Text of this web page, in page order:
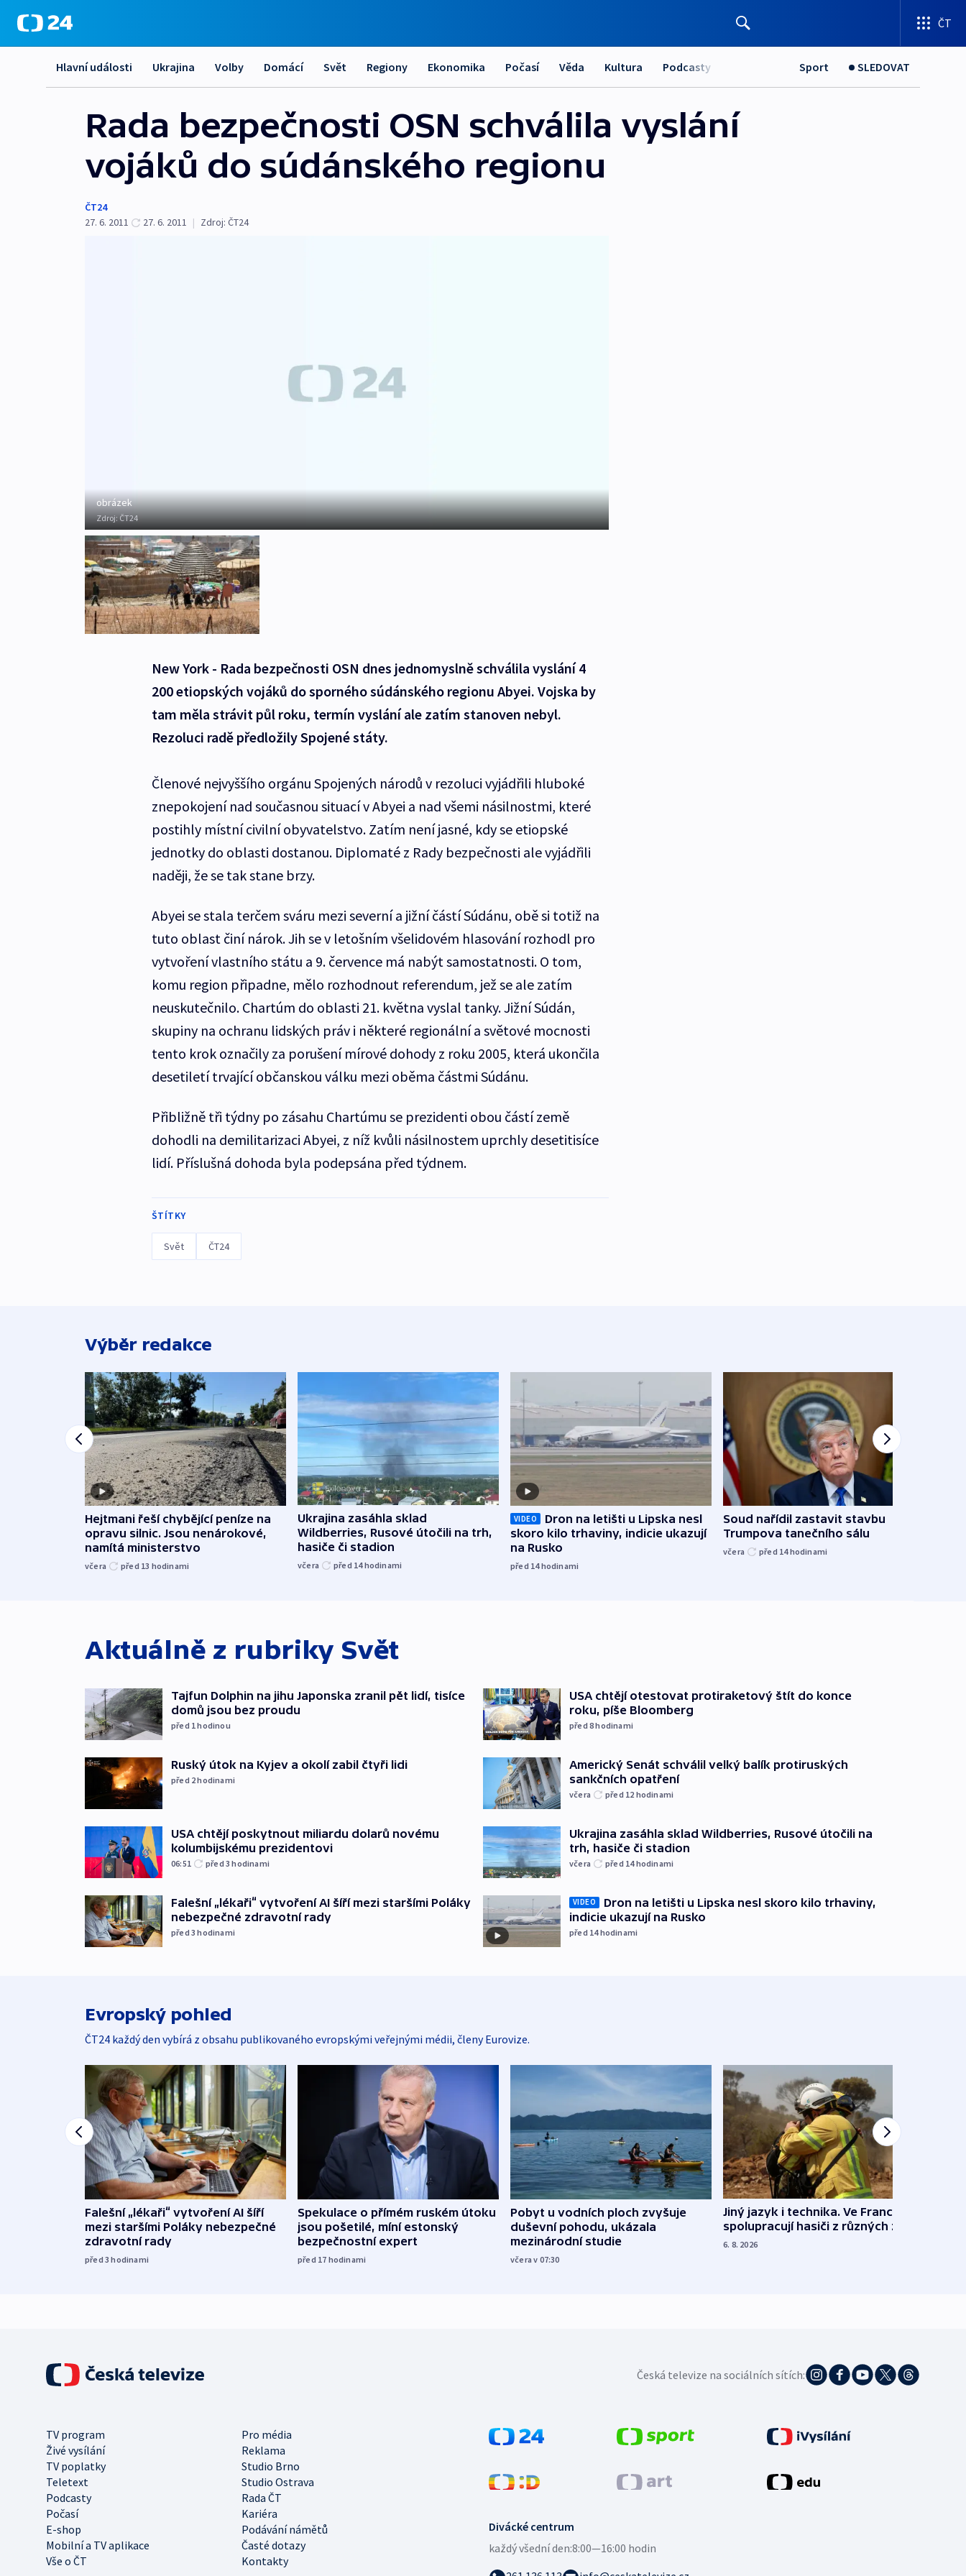
ČT
Hlavní události Ukrajina Volby Domácí Svět Regiony Ekonomika Počasí Věda Kultura Podcasty Sport SLEDOVAT
Rada bezpečnosti OSN schválila vyslání
vojáků do súdánského regionu
ČT24
27. 6. 2011
27. 6. 2011 | Zdroj: ČT24
obrázek
Zdroj:ČT24
New York - Rada bezpečnosti OSN dnes jednomyslně schválila vyslání 4
200 etiopských vojáků do sporného súdánského regionu Abyei. Vojska by
tam měla strávit půl roku, termín vyslání ale zatím stanoven nebyl.
Rezoluci radě předložily Spojené státy.
Členové nejvyššího orgánu Spojených národů v rezoluci vyjádřili hluboké
znepokojení nad současnou situací v Abyei a nad všemi násilnostmi, které
postihly místní civilní obyvatelstvo. Zatím není jasné, kdy se etiopské
jednotky do oblasti dostanou. Diplomaté z Rady bezpečnosti ale vyjádřili
naději, že se tak stane brzy.
Abyei se stala terčem sváru mezi severní a jižní částí Súdánu, obě si totiž na
tuto oblast činí nárok. Jih se v letošním všelidovém hlasování rozhodl pro
vytvoření vlastního státu a 9. července má nabýt samostatnosti. O tom,
komu region připadne, mělo rozhodnout referendum, jež se ale zatím
neuskutečnilo. Chartúm do oblasti 21. května vyslal tanky. Jižní Súdán,
skupiny na ochranu lidských práv i některé regionální a světové mocnosti
tento krok označily za porušení mírové dohody z roku 2005, která ukončila
desetiletí trvající občanskou válku mezi oběma částmi Súdánu.
Přibližně tři týdny po zásahu Chartúmu se prezidenti obou částí země
dohodli na demilitarizaci Abyei, z níž kvůli násilnostem uprchly desetitisíce
lidí. Příslušná dohoda byla podepsána před týdnem.
ŠTÍTKY
Svět ČT24
Výběr redakce
Hejtmani řeší chybějící peníze na
opravu silnic. Jsou nenárokové,
namítá ministerstvo
včera před 13 hodinami
Ukrajina zasáhla sklad
Wildberries, Rusové útočili na trh,
hasiče či stadion
včera před 14hodinami
VIDEO
Dron na letišti u Lipska nesl
skoro kilo trhaviny, indicie ukazují
na Rusko
před 14hodinami
Soud nařídil zastavit stavbu
Trumpova tanečního sálu
včera před 14hodinami
Aktuálně z rubriky Svět
Tajfun Dolphin na jihu Japonska zranil pět lidí, tisíce
domů jsou bez proudu
před 1hodinou
Ruský útok na Kyjev a okolí zabil čtyři lidi
před 2hodinami
USA chtějí poskytnout miliardu dolarů novému
kolumbijskému prezidentovi
06:51 před 3hodinami
Falešní „lékaři“ vytvoření AI šíří mezi staršími Poláky
nebezpečné zdravotní rady
před 3hodinami
USA chtějí otestovat protiraketový štít do konce
roku, píše Bloomberg
před 8hodinami
Americký Senát schválil velký balík protiruských
sankčních opatření
včera před 12 hodinami
Ukrajina zasáhla sklad Wildberries, Rusové útočili na
trh, hasiče či stadion
včera před 14hodinami
VIDEO
Dron na letišti u Lipska nesl skoro kilo trhaviny,
indicie ukazují na Rusko
před 14hodinami
Evropský pohled
ČT24 každý den vybírá z obsahu publikovaného evropskými veřejnými médii, členy Eurovize.
Falešní „lékaři“ vytvoření AI šíří
mezi staršími Poláky nebezpečné
zdravotní rady
před 3hodinami
Spekulace o přímém ruském útoku
jsou pošetilé, míní estonský
bezpečnostní expert
před 17 hodinami
Pobyt u vodních ploch zvyšuje
duševní pohodu, ukázala
mezinárodní studie
včera v 07:30
Jiný jazyk i technika. Ve Francii
spolupracují hasiči z různých zemí
6. 8. 2026
Česká televize na sociálních sítích:
TV program
Pro média
Živé vysílání
Reklama
TV poplatky
Studio Brno
Teletext
Studio Ostrava
Podcasty
Rada ČT
Počasí
Kariéra
E-shop
Podávání námětů
Mobilní a TV aplikace
Časté dotazy
Vše o ČT
Kontakty
Divácké centrum
každý všední den:8:00—16:00 hodin